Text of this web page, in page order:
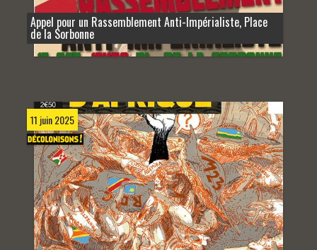
Appel pour un Rassemblement Anti-Impérialiste, Place
de la Sorbonne
11 juin 2025